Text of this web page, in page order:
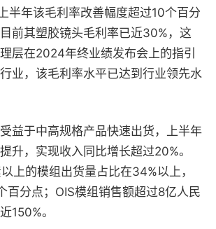
半年该毛利率改善幅度超过10个百分
前其塑胶镜头毛利率已近30%，这
层在2024年终业绩发布会上的指引
业，该毛利率水平已达到行业领先水
益于中高规格产品快速出货，上半年
升，实现收入同比增长超过20%。
上的模组出货量占比在34%以上，
百分点；OIS模组销售额超过8亿人民
150%。